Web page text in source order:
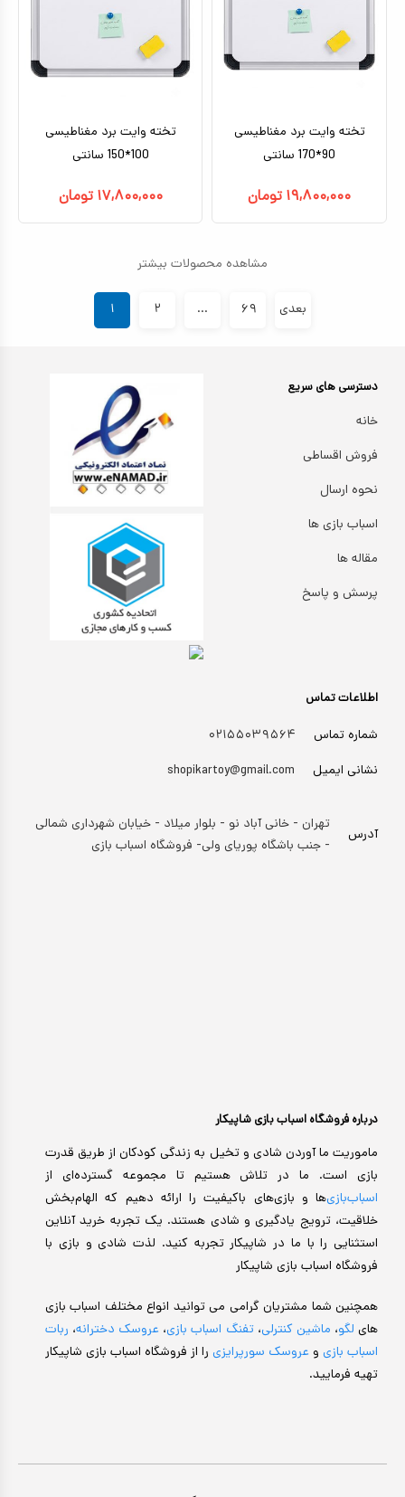
تخته وایت برد مغناطیسی
90*170 سانتی
۱۹,۸۰۰,۰۰۰ تومان
تخته وایت برد مغناطیسی
100*150 سانتی
۱۷,۸۰۰,۰۰۰ تومان
مشاهده محصولات بیشتر
۱ ۲ ... ۶۹ بعدی
درباره فروشگاه اسباب بازی شاپیکار
ماموریت ما آوردن شادی و تخیل به زندگی کودکان از طریق قدرت
بازی است. ما در تلاش هستیم تا مجموعه گسترده‌ای از
اسباب‌بازی‌ها و بازی‌های باکیفیت را ارائه دهیم که الهام‌بخش
خلاقیت، ترویج یادگیری و شادی هستند. یک تجربه خرید آنلاین
استثنایی را با ما در شاپیکار تجربه کنید. لذت شادی و بازی با
فروشگاه اسباب بازی شاپیکار
همچنین شما مشتریان گرامی می توانید انواع مختلف اسباب بازی
های لگو، ماشین کنترلی،تفنگ اسباب بازی، عروسک دخترانه، ربات
اسباب بازی و عروسک سورپرایزی را از فروشگاه اسباب بازی شاپیکار
تهیه فرمایید.
اطلاعات تماس
شماره تماس
۰۲۱۵۵۰۳۹۵۶۴
نشانی ایمیل
shopikartoy@gmail.com
آدرس
تهران - خانی آباد نو - بلوار میلاد - خیابان شهرداری شمالی
- جنب باشگاه پوریای ولی- فروشگاه اسباب بازی
دسترسی های سریع
خانه
فروش اقساطی
نحوه ارسال
اسباب بازی ها
مقاله ها
پرسش و پاسخ